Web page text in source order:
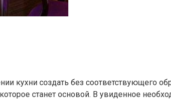
кухни создать без соответствующего
станет основой. В увиденное